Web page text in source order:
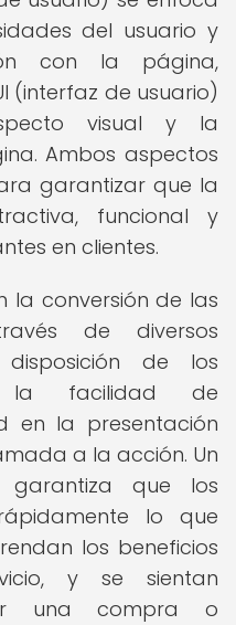
del usuario y
con la página,
(interfaz de usuario)
visual y la
Ambos aspectos
garantizar que la
funcional y
en clientes.
la conversión de las
de diversos
de los
la facilidad de
en la presentación
a la acción. Un
garantiza que los
lo que
los beneficios
y se sientan
una compra o